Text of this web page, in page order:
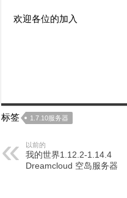
欢迎各位的加入
标签 1.7.10服务器
以前的
我的世界1.12.2-1.14.4
Dreamcloud 空岛服务器